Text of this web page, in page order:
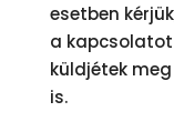
esetben
a
küldjétek
is.